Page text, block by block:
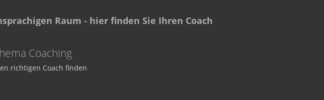
Raum - hier finden Sie Ihren Coach
Coaching
richtigen Coach finden